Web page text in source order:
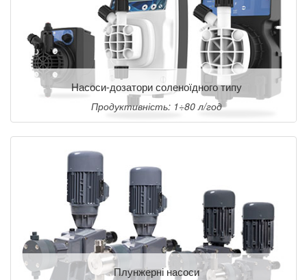
Насоси-дозатори соленоїдного типу
Продуктивність: 1÷80 л/год
Плунжерні насоси